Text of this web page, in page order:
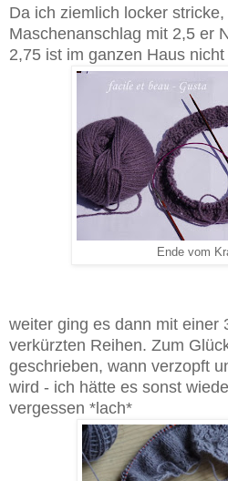
Da ich ziemlich locker
Maschenanschlag mit 2,5 er
2,75 ist im ganzen Haus
Ende vom
weiter ging es dann mit einer
verkürzten Reihen. Zum
geschrieben, wann verzopft
wird - ich hätte es sonst
vergessen *lach*